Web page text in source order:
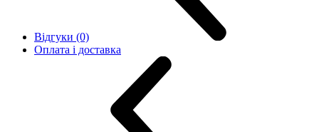
Відгуки (0)
Оплата і доставка